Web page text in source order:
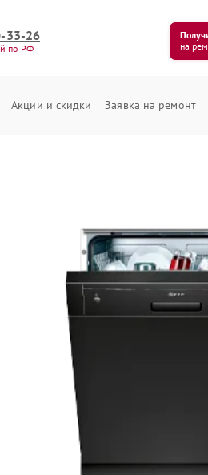
33-26
по РФ
на
Акции и скидки Заявка на ремонт